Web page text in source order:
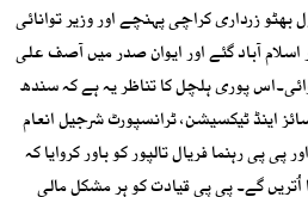
زرداری کراچی پہنچے اور وزیر توانائی
آباد گئے اور ایوان صدر میں آصف علی
پوری ہلچل کا تناظر یہ ہے کہ سندھ
اینڈ ٹیکسیشن، ٹرانسپورٹ شرجیل انعام
پی رہنما فریال تالپور کو باور کروایا کہ